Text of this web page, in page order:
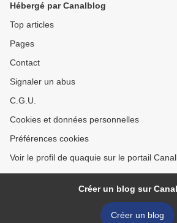
Hébergé par Canalblog
Top articles
Pages
Contact
Signaler un abus
C.G.U.
Cookies et données personnelles
Préférences cookies
Voir le profil de quaquie sur le portail
Créer un blog sur
Créer un blog